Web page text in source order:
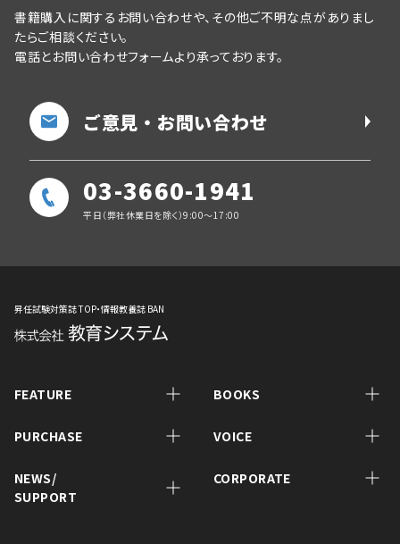
書籍購入に関するお問い合わせや、その他ご不明な点がありまし
たらご相談ください。
電話とお問い合わせフォームより承っております。
ご意見・お問い合わせ
03-3660-1941
平日（弊社休業日を除く）9:00～17:00
昇任試験対策誌 TOP・情報教養誌 BAN
FEATURE BOOKS
PURCHASE VOICE
NEWS/
SUPPORT
CORPORATE